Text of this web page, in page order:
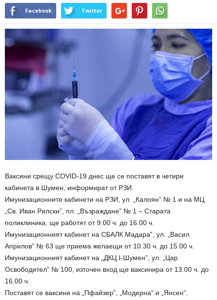
Facebook Twitter
Ваксини срещу COVID-19 днес ще се поставят в четири
кабинета в Шумен, информират от РЗИ.
Имунизационните кабинети на РЗИ, ул. „Калоян” № 1 и на МЦ
„Св. Иван Рилски”, пл. „Възраждане” № 1 – Старата
поликлиника, ще работят от 9.00 ч. до 16.00 ч.
Имунизационният кабинет на СБАЛК Мадара”, ул. „Васил
Априлов” № 63 ще приема желаещи от 10.30 ч. до 15.00 ч.
Имунизационният кабинет на „ДКЦ І-Шумен”, ул. „Цар
Освободител” № 100, източен вход ще ваксинира от 13.00 ч. до
16.00 ч.
Поставят се ваксини на „Пфайзер”, „Модерна” и „Янсен”.